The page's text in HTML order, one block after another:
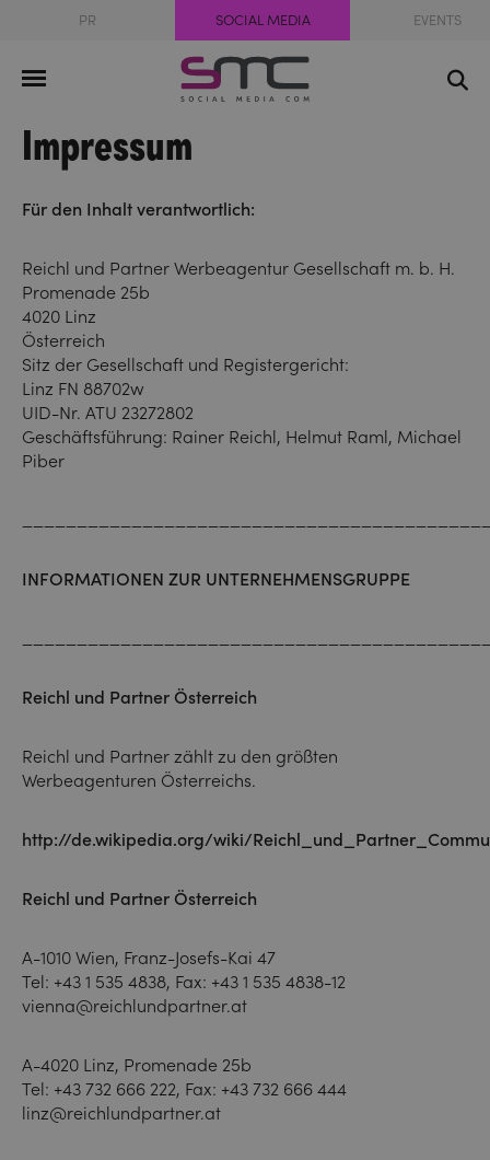
PR SOCIAL MEDIA EVENTS
Impressum
Für den Inhalt verantwortlich:
Reichl und Partner Werbeagentur Gesellschaft m. b. H.
Promenade 25b
4020 Linz
Österreich
Sitz der Gesellschaft und Registergericht:
Linz FN 88702w
UID-Nr. ATU 23272802
Geschäftsführung: Rainer Reichl, Helmut Raml, Michael
Piber
INFORMATIONEN ZUR UNTERNEHMENSGRUPPE
Reichl und Partner Österreich
Reichl und Partner zählt zu den größten
Werbeagenturen Österreichs.
http://de.wikipedia.org/wiki/
Reichl und Partner Österreich
A-1010 Wien, Franz-Josefs-Kai 47
Tel: +43 1 535 4838, Fax: +43 1 535 4838-12
vienna@reichlundpartner.at
A-4020 Linz, Promenade 25b
Tel: +43 732 666 222, Fax: +43 732 666 444
linz@reichlundpartner.at